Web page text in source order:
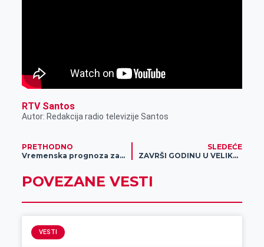
RTV Santos
Autor: Redakcija radio televizije Santos
PRETHODNO
Vremenska prognoza za 31. decembar
SLEDEĆE
ZAVRŠI GODINU U VELIKOM STILU: Pridruži se PRAZNIČNOM DANU TIKETA U MERIDIANU!
POVEZANE VESTI
VESTI